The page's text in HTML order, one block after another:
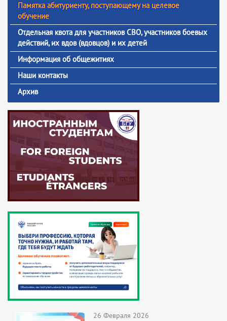
Памятка абитуриенту, поступающему на целевое
обучение
Отдельная квота для участников СВО, участников боевых
действий, их вдов (вдовцов) и их детей
Информация об общежитиях
Наши контакты
Архив
26 Февраля 2026